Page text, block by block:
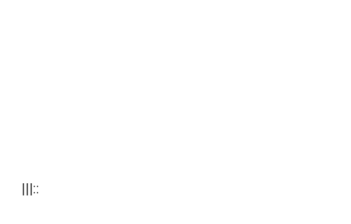
|||::